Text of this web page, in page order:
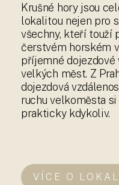
Krušné hory jsou
lokalitou nejen pro
všechny, kteří touží
čerstvém horském
příjemné
velkých měst. Z
dojezdová
ruchu velkoměsta
prakticky kdykoliv.
VÍCE O